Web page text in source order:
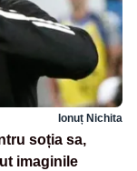
Ionuț Nichita
soția sa,
imaginile